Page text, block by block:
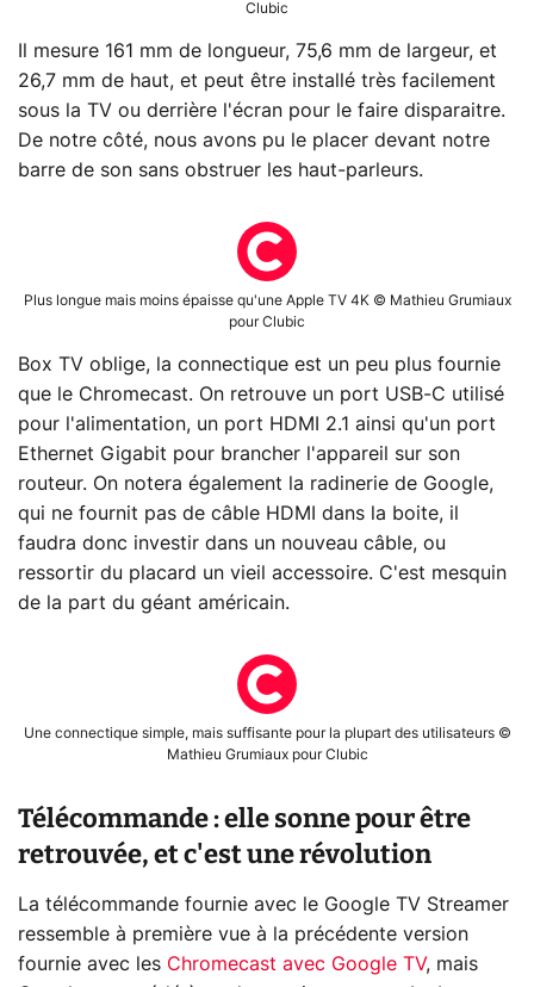
Clubic
Il mesure 161 mm de longueur, 75,6 mm de largeur, et
26,7 mm de haut, et peut être installé très facilement
sous la TV ou derrière l'écran pour le faire disparaitre.
De notre côté, nous avons pu le placer devant notre
barre de son sans obstruer les haut-parleurs.
Plus longue mais moins épaisse qu'une Apple TV 4K © Mathieu Grumiaux
pour Clubic
Box TV oblige, la connectique est un peu plus fournie
que le Chromecast. On retrouve un port USB-C utilisé
pour l'alimentation, un port HDMI 2.1 ainsi qu'un port
Ethernet Gigabit pour brancher l'appareil sur son
routeur. On notera également la radinerie de Google,
qui ne fournit pas de câble HDMI dans la boite, il
faudra donc investir dans un nouveau câble, ou
ressortir du placard un vieil accessoire. C'est mesquin
de la part du géant américain.
Une connectique simple, mais suffisante pour la plupart des utilisateurs ©
Mathieu Grumiaux pour Clubic
Télécommande : elle sonne pour être
retrouvée, et c'est une révolution
La télécommande fournie avec le Google TV Streamer
ressemble à première vue à la précédente version
fournie avec les Chromecast avec Google TV, mais